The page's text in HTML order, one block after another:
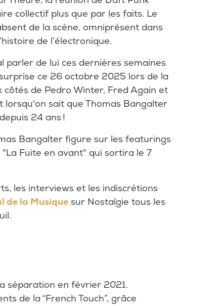
collectif plus que par les faits. Le
de la scène, omniprésent dans
de l’électronique.
de lui ces dernières semaines
ce 26 octobre 2025 lors de la
de Pedro Winter, Fred Again et
lorsqu'on sait que Thomas Bangalter
24 ans !
Bangalter figure sur les featurings
"La Fuite en avant" qui sortira le 7
les interviews et les indiscrétions
de la Musique sur Nostalgie tous les
séparation en février 2021.
de la “French Touch”, grâce